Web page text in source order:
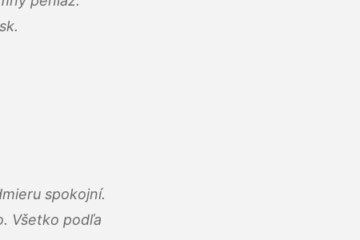
spokojní.
Všetko podľa